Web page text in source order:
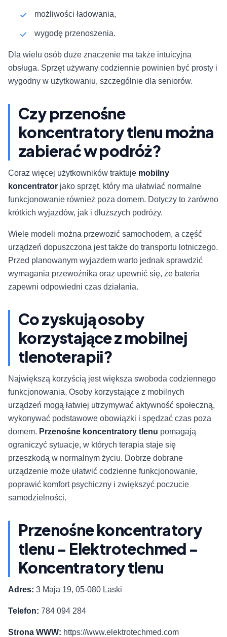
możliwości ładowania,
wygodę przenoszenia.
Dla wielu osób duże znaczenie ma także intuicyjna
obsługa. Sprzęt używany codziennie powinien być prosty i
wygodny w użytkowaniu, szczególnie dla seniorów.
Czy przenośne
koncentratory tlenu można
zabierać w podróż?
Coraz więcej użytkowników traktuje mobilny
koncentrator jako sprzęt, który ma ułatwiać normalne
funkcjonowanie również poza domem. Dotyczy to zarówno
krótkich wyjazdów, jak i dłuższych podróży.
Wiele modeli można przewozić samochodem, a część
urządzeń dopuszczona jest także do transportu lotniczego.
Przed planowanym wyjazdem warto jednak sprawdzić
wymagania przewoźnika oraz upewnić się, że bateria
zapewni odpowiedni czas działania.
Co zyskują osoby
korzystające z mobilnej
tlenoterapii?
Największą korzyścią jest większa swoboda codziennego
funkcjonowania. Osoby korzystające z mobilnych
urządzeń mogą łatwiej utrzymywać aktywność społeczną,
wykonywać podstawowe obowiązki i spędzać czas poza
domem. Przenośne koncentratory tlenu pomagają
ograniczyć sytuacje, w których terapia staje się
przeszkodą w normalnym życiu. Dobrze dobrane
urządzenie może ułatwić codzienne funkcjonowanie,
poprawić komfort psychiczny i zwiększyć poczucie
samodzielności.
Przenośne koncentratory
tlenu - Elektrotechmed -
Koncentratory tlenu
Adres: 3 Maja 19, 05-080 Laski
Telefon: 784 094 284
Strona WWW: https://www.elektrotechmed.com